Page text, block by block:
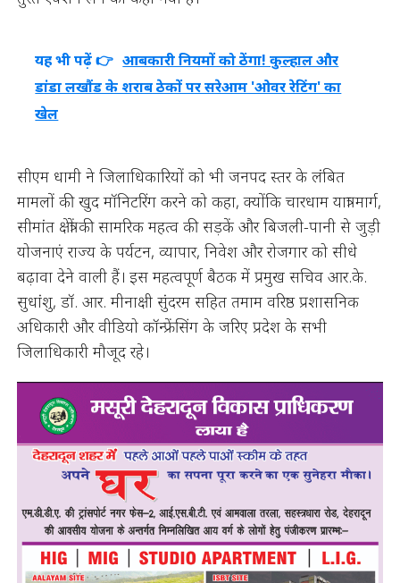
यह भी पढ़ें 👉 आबकारी नियमों को ठेंगा! कुल्हाल और
डांडा लखौंड के शराब ठेकों पर सरेआम 'ओवर रेटिंग' का
खेल
सीएम धामी ने जिलाधिकारियों को भी जनपद स्तर के लंबित
मामलों की खुद मॉनिटरिंग करने को कहा, क्योंकि चारधाम यात्रा मार्ग,
सीमांत क्षेत्रों की सामरिक महत्व की सड़कें और बिजली-पानी से जुड़ी
योजनाएं राज्य के पर्यटन, व्यापार, निवेश और रोजगार को सीधे
बढ़ावा देने वाली हैं। इस महत्वपूर्ण बैठक में प्रमुख सचिव आर.के.
सुधांशु, डॉ. आर. मीनाक्षी सुंदरम सहित तमाम वरिष्ठ प्रशासनिक
अधिकारी और वीडियो कॉन्फ्रेंसिंग के जरिए प्रदेश के सभी
जिलाधिकारी मौजूद रहे।